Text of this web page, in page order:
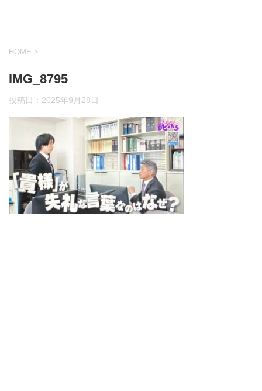
HOME >
IMG_8795
投稿日： 2025年9月28日